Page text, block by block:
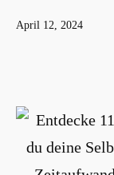
Veröffentlicht
April 12, 2024